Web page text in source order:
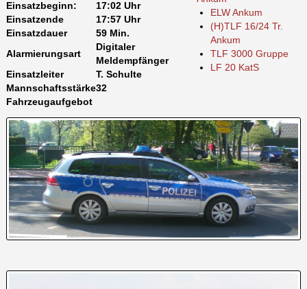
Einsatzbeginn:
17:02 Uhr
Einsatzende
17:57 Uhr
Einsatzdauer
59 Min.
Alarmierungsart
Digitaler
Meldempfänger
Einsatzleiter
T. Schulte
Mannschaftsstärke32
ELW Ankum
(H)TLF 16/24 Tr.
Ankum
TLF 3000 Gruppe
LF 20 KatS
Fahrzeugaufgebot